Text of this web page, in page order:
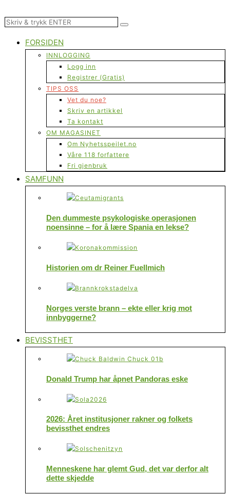
FORSIDEN
INNLOGGING
Logg inn
Registrer (Gratis)
TIPS OSS
Vet du noe?
Skriv en artikkel
Ta kontakt
OM MAGASINET
Om Nyhetsspeilet.no
Våre 118 forfattere
Fri gjenbruk
SAMFUNN
Den dummeste psykologiske operasjonen
noensinne – for å lære Spania en lekse?
Historien om dr Reiner Fuellmich
Norges verste brann – ekte eller krig mot
innbyggerne?
BEVISSTHET
Donald Trump har åpnet Pandoras eske
2026: Året institusjoner rakner og folkets
bevissthet endres
Menneskene har glemt Gud, det var derfor alt
dette skjedde